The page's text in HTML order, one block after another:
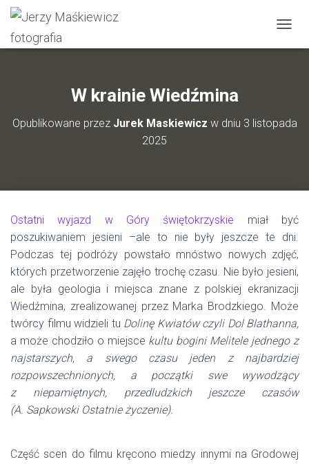
R
Z
G
C
J
W krainie Wiedźmina
Opublikowane przez Jurek Maskiewicz w dniu 3 listopada
2025
Ostatni wyjazd w Góry świętokrzyskie miał być
poszukiwaniem jesieni –ale to nie były jeszcze te dni.
Podczas tej podróży powstało mnóstwo nowych zdjęć,
których przetworzenie zajęło trochę czasu. Nie było jesieni,
ale była geologia i miejsca znane z polskiej ekranizacji
Wiedźmina, zrealizowanej przez Marka Brodzkiego. Może
twórcy filmu widzieli tu Dolinę Kwiatów czyli Dol Blathanna,
a może chodziło o miejsce kultu bogini Melitele jednego z
najstarszych, a swego czasu jeden z najbardziej
rozpowszechnionych, a początki swe wywodzący
z niepamiętnych, przedludzkich jeszcze czasów
(A. Sapkowski Ostatnie życzenie).
Część scen do filmu kręcono miedzy innymi na Grodowej